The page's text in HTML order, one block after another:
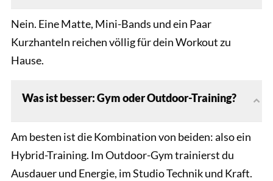
Nein. Eine Matte, Mini-Bands und ein Paar
Kurzhanteln reichen völlig für dein Workout zu
Hause.
Was ist besser: Gym oder Outdoor-Training?
Am besten ist die Kombination von beiden: also ein
Hybrid-Training. Im Outdoor-Gym trainierst du
Ausdauer und Energie, im Studio Technik und Kraft.